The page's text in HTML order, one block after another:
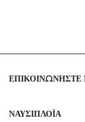
ποτών,
ΕΠΙΚΟΙΝΩΝΉΣΤΕ
ΝΑΥΣΙΠΛΟΪ́Α